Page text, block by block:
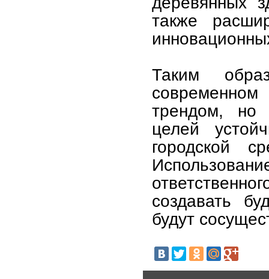
также
Таким
трендом, но
целей
городской
создавать
будут